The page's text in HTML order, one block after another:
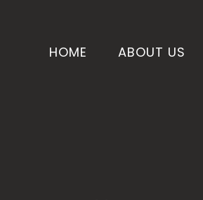
HOME ABOUT US